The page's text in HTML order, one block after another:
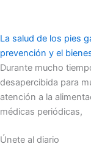
La salud de los pies
prevención y el
Durante mucho
desapercibida para
atención a la
médicas periódicas,
Únete al diario